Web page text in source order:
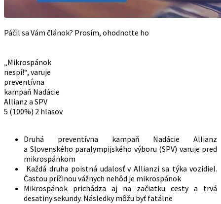
Páčil sa Vám článok? Prosím, ohodnoťte ho
„Mikrospánok
nespí!“, varuje
preventívna
kampaň Nadácie
Allianz a SPV
5 (100%) 2 hlasov
Druhá preventívna kampaň Nadácie Allianz
a Slovenského paralympijského výboru (SPV) varuje pred
mikrospánkom
Každá druha poistná udalosť v Allianzi sa týka vozidiel.
Častou príčinou vážnych nehôd je mikrospánok
Mikrospánok prichádza aj na začiatku cesty a trvá
desatiny sekundy. Následky môžu byť fatálne